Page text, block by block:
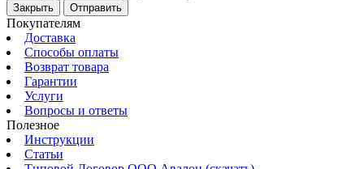
Закрыть Отправить
Покупателям
Доставка
Способы оплаты
Возврат товара
Гарантии
Услуги
Вопросы и ответы
Полезное
Инструкции
Статьи